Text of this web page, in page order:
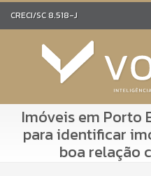
CRECI/SC 8.518-J
Imóveis em Porto
para identificar
boa relação